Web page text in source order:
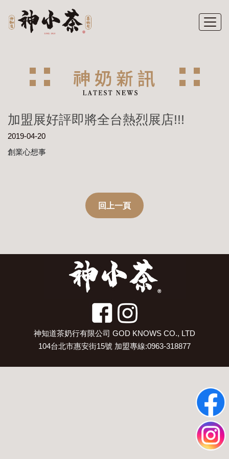
加盟展好評即將全台熱烈展店!!!
2019-04-20
創業心想事
神知道茶奶行有限公司 GOD KNOWS CO., LTD
104台北市惠安街15號 加盟專線:0963-318877